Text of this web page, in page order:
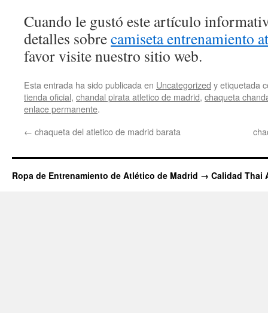
Cuando le gustó este artículo
detalles sobrecamiseta entrenamiento
favor visite nuestro sitio web.
Esta entrada ha sido publicada en Uncategorized y etiquetada
tienda oficial, chandal pirata atletico de madrid, chaqueta
enlace permanente.
← chaqueta del atletico de madrid barata
Ropa de Entrenamiento de Atlético de Madrid → Calidad Thai